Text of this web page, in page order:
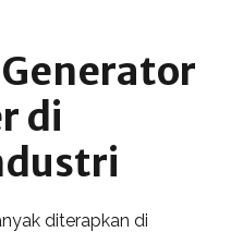
di
diterapkan di